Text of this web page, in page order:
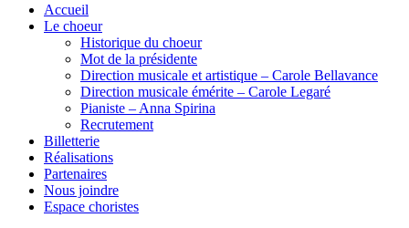
Accueil
Le choeur
Historique du choeur
Mot de la présidente
Direction musicale et artistique – Carole Bellavance
Direction musicale émérite – Carole Legaré
Pianiste – Anna Spirina
Recrutement
Billetterie
Réalisations
Partenaires
Nous joindre
Espace choristes